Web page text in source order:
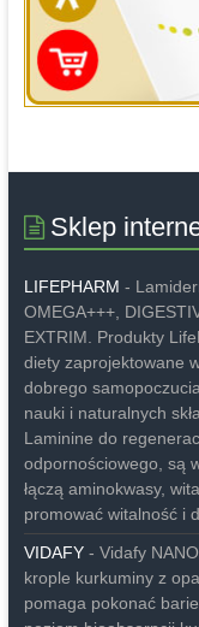
Sklep
LIFEPHARM -
OMEGA+++,
EXTRIM. Produkty
diety zaprojektowane
dobrego
nauki i naturalnych
Laminine do
odpornościowego, są
łączą aminokwasy,
promować witalność i
VIDAFY- Vidafy
krople kurkuminy z
pomaga pokonać